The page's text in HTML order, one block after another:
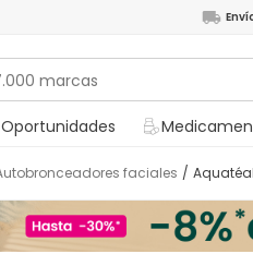
Oportunidades
Autobronceadores faciales /